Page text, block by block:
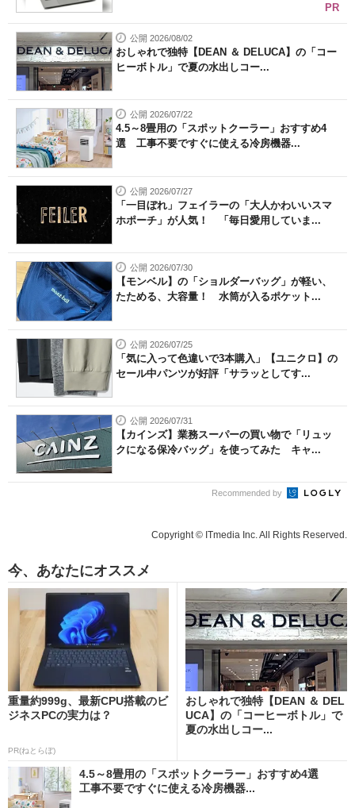
PR
公開 2026/08/02
おしゃれで独特【DEAN ＆ DELUCA】の「コー
ヒーボトル」で夏の水出しコー...
公開 2026/07/22
4.5～8畳用の「スポットクーラー」おすすめ4
選 工事不要ですぐに使える冷房機器...
公開 2026/07/27
「一目ぼれ」フェイラーの「大人かわいいスマ
ホポーチ」が人気！ 「毎日愛用していま...
公開 2026/07/30
【モンベル】の「ショルダーバッグ」が軽い、
たためる、大容量！ 水筒が入るポケット...
公開 2026/07/25
「気に入って色違いで3本購入」【ユニクロ】の
セール中パンツが好評「サラッとしてす...
公開 2026/07/31
【カインズ】業務スーパーの買い物で「リュッ
クになる保冷バッグ」を使ってみた キャ...
Recommended by
Copyright © ITmedia Inc. All Rights Reserved.
今、あなたにオススメ
重量約999g、最新CPU搭載のビ
ジネスPCの実力は？
PR(ねとらぼ)
おしゃれで独特【DEAN ＆ DEL
UCA】の「コーヒーボトル」で
夏の水出しコー...
4.5～8畳用の「スポットクーラー」おすすめ4選
工事不要ですぐに使える冷房機器...